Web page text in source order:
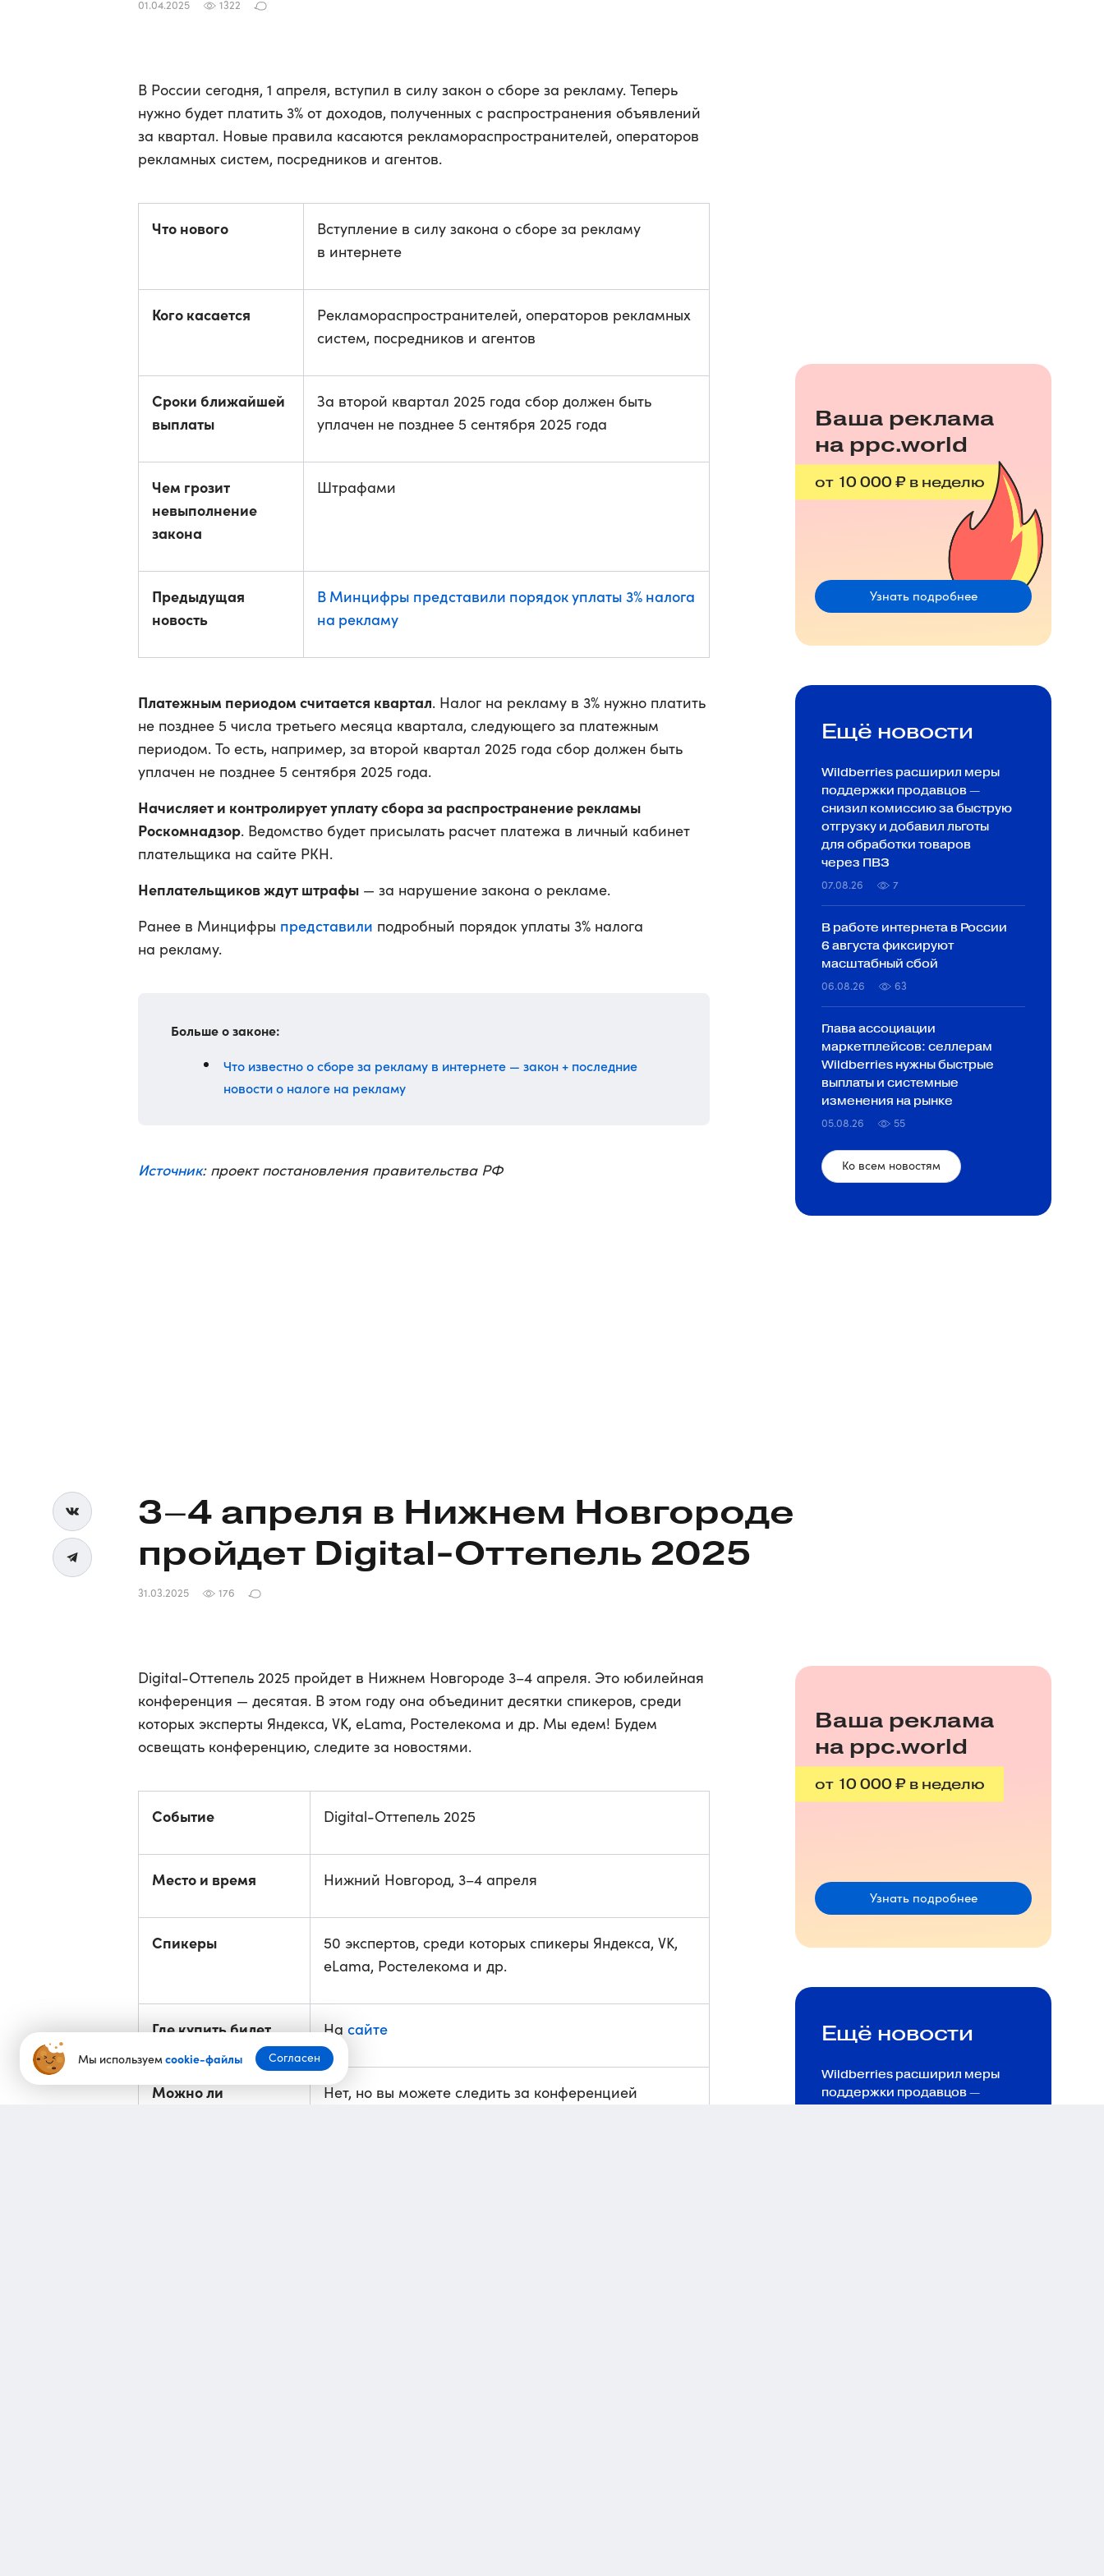
Мы используемcookie-файлы Согласен
01.04.2025 1322
В России сегодня, 1 апреля, вступил в силу закон о сборе за рекламу. Теперь
нужно будет платить 3% от доходов, полученных с распространения объявлений
за квартал. Новые правила касаются рекламораспространителей, операторов
рекламных систем, посредников и агентов.
Что нового
Вступление в силу закона о сборе за рекламу
в интернете
Кого касается
Рекламораспространителей, операторов рекламных
систем, посредников и агентов
Сроки ближайшей
выплаты
За второй квартал 2025 года сбор должен быть
уплачен не позднее 5 сентября 2025 года
Чем грозит
невыполнение
закона
Штрафами
Предыдущая
новость
В Минцифры представили порядок уплаты 3% налога
на рекламу
Платежным периодом считается квартал. Налог на рекламу в 3% нужно платить
не позднее 5 числа третьего месяца квартала, следующего за платежным
периодом. То есть, например, за второй квартал 2025 года сбор должен быть
уплачен не позднее 5 сентября 2025 года.
Начисляет и контролирует уплату сбора за распространение рекламы
Роскомнадзор. Ведомство будет присылать расчет платежа в личный кабинет
плательщика на сайте РКН.
Неплательщиков ждут штрафы — за нарушение закона о рекламе.
Ранее в Минцифры представили подробный порядок уплаты 3% налога
на рекламу.
Больше о законе:
Что известно о сборе за рекламу в интернете — закон + последние
новости о налоге на рекламу
Источник: проект постановления правительства РФ
Ваша реклама
на ppc.world
от 10 000 ₽ в неделю
Узнать подробнее
Ещё новости
Wildberries расширил меры
поддержки продавцов —
снизил комиссию за быструю
отгрузку и добавил льготы
для обработки товаров
через ПВЗ
07.08.26 7
В работе интернета в России
6 августа фиксируют
масштабный сбой
06.08.26 63
Глава ассоциации
маркетплейсов: селлерам
Wildberries нужны быстрые
выплаты и системные
изменения на рынке
05.08.26 55
Ко всем новостям
3–4 апреля в Нижнем Новгороде
пройдет Digital-Оттепель 2025
31.03.2025 176
Digital-Оттепель 2025 пройдет в Нижнем Новгороде 3–4 апреля. Это юбилейная
конференция — десятая. В этом году она объединит десятки спикеров, среди
которых эксперты Яндекса, VK, eLama, Ростелекома и др. Мы едем! Будем
освещать конференцию, следите за новостями.
Событие Digital-Оттепель 2025
Место и время Нижний Новгород, 3–4 апреля
Спикеры
50 экспертов, среди которых спикеры Яндекса, VK,
eLama, Ростелекома и др.
Где купить билет На сайте
Можно ли
Нет, но вы можете следить за конференцией
Ваша реклама
на ppc.world
от 10 000 ₽ в неделю
Узнать подробнее
Ещё новости
Wildberries расширил меры
поддержки продавцов —